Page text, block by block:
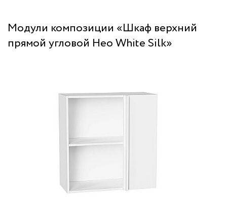
Модули композиции «Шкаф верхний
прямой угловой Нео White Silk»